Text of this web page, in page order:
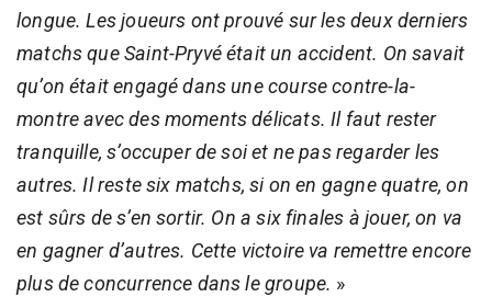
longue. Les joueurs ont prouvé sur les deux derniers
matchs que Saint-Pryvé était un accident. On savait
qu’on était engagé dans une course contre-la-
montre avec des moments délicats. Il faut rester
tranquille, s’occuper de soi et ne pas regarder les
autres. Il reste six matchs, si on en gagne quatre, on
est sûrs de s’en sortir. On a six finales à jouer, on va
en gagner d’autres. Cette victoire va remettre encore
plus de concurrence dans le groupe. »